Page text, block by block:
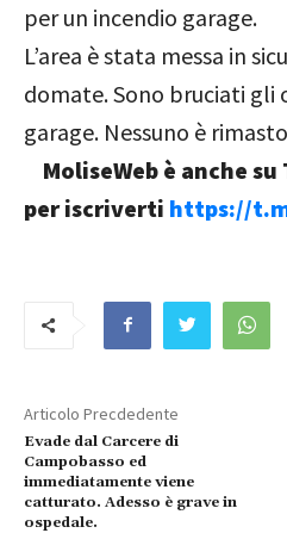
per un incendio garage.
L’area è stata messa in
domate. Sono bruciati gli
garage. Nessuno è
MoliseWeb è anche
per iscriverti https://
Articolo Precdedente
Evade dal Carcere di
Campobasso ed
immediatamente viene
catturato. Adesso è grave in
ospedale.